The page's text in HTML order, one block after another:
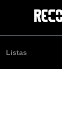
Listas